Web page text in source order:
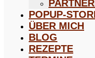
POPUP-
ÜBER MICH
BLOG
REZEPTE